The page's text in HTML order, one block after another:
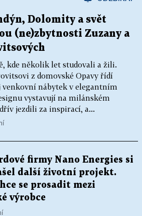
Dolomity a svět
(ne)zbytnosti Zuzany a
kde několik let studovali a žili.
z domovské Opavy řídí
venkovní nábytek v elegantním
vystavují na milánském
jezdili za inspirací, a...
firmy Nano Energies si
další životní projekt.
se prosadit mezi
výrobce